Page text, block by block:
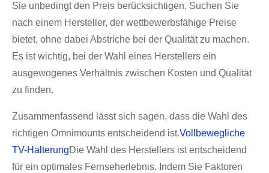
Sie unbedingt den Preis berücksichtigen. Suchen Sie
nach einem Hersteller, der wettbewerbsfähige Preise
bietet, ohne dabei Abstriche bei der Qualität zu machen.
Es ist wichtig, bei der Wahl eines Herstellers ein
ausgewogenes Verhältnis zwischen Kosten und Qualität
zu finden.
Zusammenfassend lässt sich sagen, dass die Wahl des
richtigen Omnimounts entscheidend ist.Vollbewegliche
TV-HalterungDie Wahl des Herstellers ist entscheidend
für ein optimales Fernseherlebnis. Indem Sie Faktoren